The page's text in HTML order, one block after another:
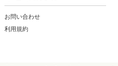
お問い合わせ
利用規約